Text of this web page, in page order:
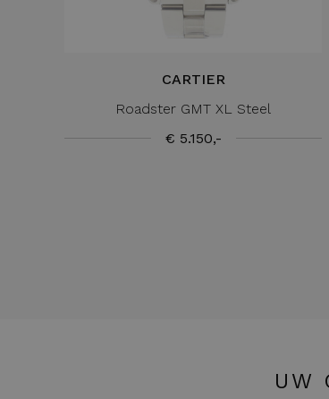
CARTIER
Roadster GMT XL Steel
€ 5.150,-
UW